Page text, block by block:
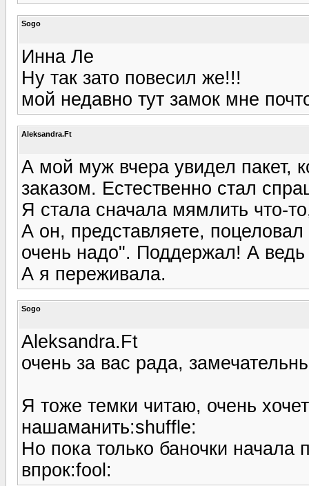
Sogo
Инна Ле
Ну так зато повесил же!!!
мой недавно тут замок мне
Aleksandra.Ft
А мой муж вчера увидел пакет,
заказом. Естественно стал
Я стала сначала мямлить что-
А он, представляете, поцеловал
очень надо". Поддержал! А
А я переживала.
Sogo
Aleksandra.Ft
очень за вас рада,
Я тоже темки читаю, очень
нашаманить:shuffle:
Но пока только баночки начала
впрок:fool: